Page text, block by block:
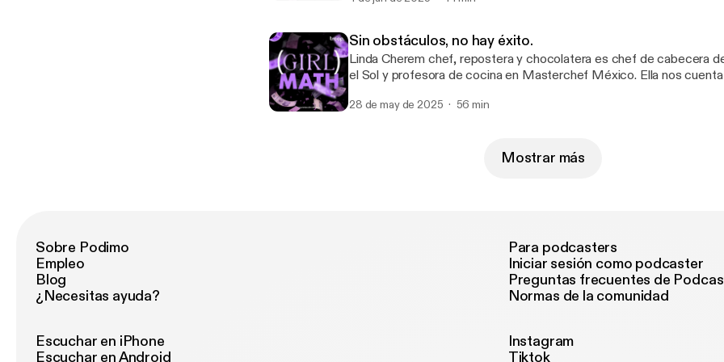
de esa experiencia. Síguenos en nuestras redes: @sharsteps / @vivirenconciencia
Learn more about your ad choices. Visit megaphone.fm/adchoices
[https://megaphone.fm/adchoices]
Sin obstáculos, no hay éxito.
Linda Cherem chef, repostera y chocolatera es chef de cabecera
el Sol y profesora de cocina en Masterchef México. Ella nos
nos platica de su relación con el dinero y como para ella el dinero es
28 de may de 2025 56 min
Mostrar más
Sobre Podimo
Empleo
Blog
¿Necesitas ayuda?
Para podcasters
Iniciar sesión como podcaster
Preguntas frecuentes de
Normas de la comunidad
Escuchar en iPhone
Escuchar en Android
Instagram
Tiktok